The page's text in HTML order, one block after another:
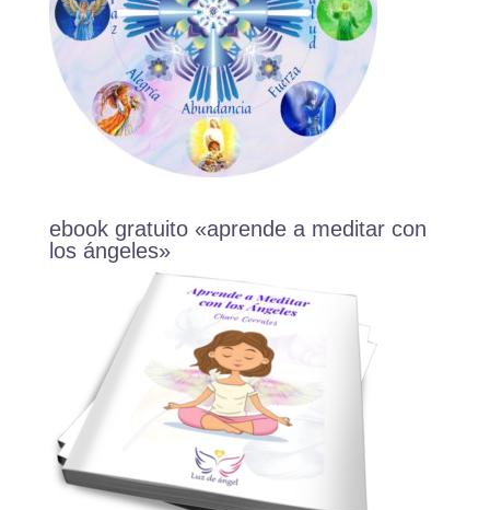
ebook gratuito «aprende a meditar con
los ángeles»